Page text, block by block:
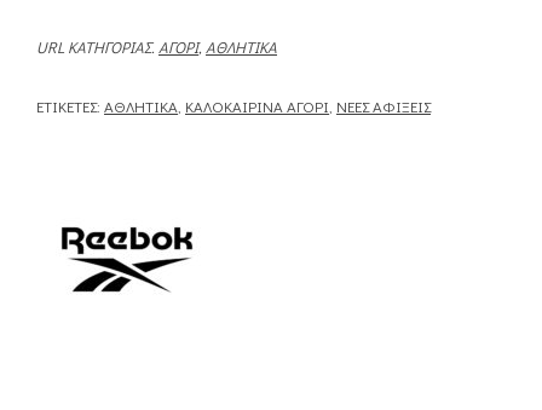
URL ΚΑΤΗΓΟΡΊΑΣ. ΑΓΌΡΙ, ΑΘΛΗΤΙΚΆ
ΕΤΙΚΈΤΕΣ: ΑΘΛΗΤΙΚΆ, ΚΑΛΟΚΑΙΡΙΝΆ ΑΓΌΡΙ, ΝΈΕΣ ΑΦΊΞΕΙΣ